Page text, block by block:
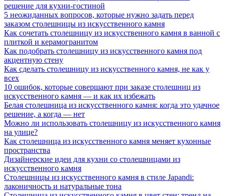
решение для кухни-гостиной
5 неожиданных вопросов, которые нужно задать перед
заказом столешницы из искусственного камня
Как сочетать столешницу из искусственного камня в ванной с
плиткой и керамогранитом
Как подобрать столешницу из искусственного камня под
акцентную стену
Как сделать столешницу из искусственного камня, не как у
всех
10 ошибок, которые совершают при заказе столешниц из
искусственного камня — и как их избежать
Белая столешница из искусственного камня: когда это удачное
решение, а когда — нет
Можно ли использовать столешницу из искусственного камня
на улице?
Как столешница из искусственного камня меняет кухонные
пространства
Дизайнерские идеи для кухни со столешницами из
искусственного камня
Столешницы из искусственного камня в стиле Japandi:
лаконичность и натуральные тона